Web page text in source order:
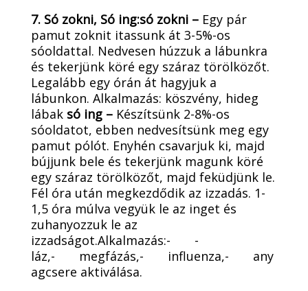
7. Só zokni, Só ing:só zokni –Egy pár
pamut zoknit itassunk át 3-5%-os
sóoldattal. Nedvesen húzzuk a lábunkra
és tekerjünk köré egy száraz törölközőt.
Legalább egy órán át hagyjuk a
lábunkon. Alkalmazás: köszvény, hideg
lábak só ing –Készítsünk 2-8%-os
sóoldatot, ebben nedvesítsünk meg egy
pamut pólót. Enyhén csavarjuk ki, majd
bújjunk bele és tekerjünk magunk köré
egy száraz törölközőt, majd feküdjünk le.
Fél óra után megkezdődik az izzadás. 1-
1,5 óra múlva vegyük le az inget és
zuhanyozzuk le az
izzadságot.Alkalmazás:- -
láz,- megfázás,- influenza,- any
agcsere aktiválása.